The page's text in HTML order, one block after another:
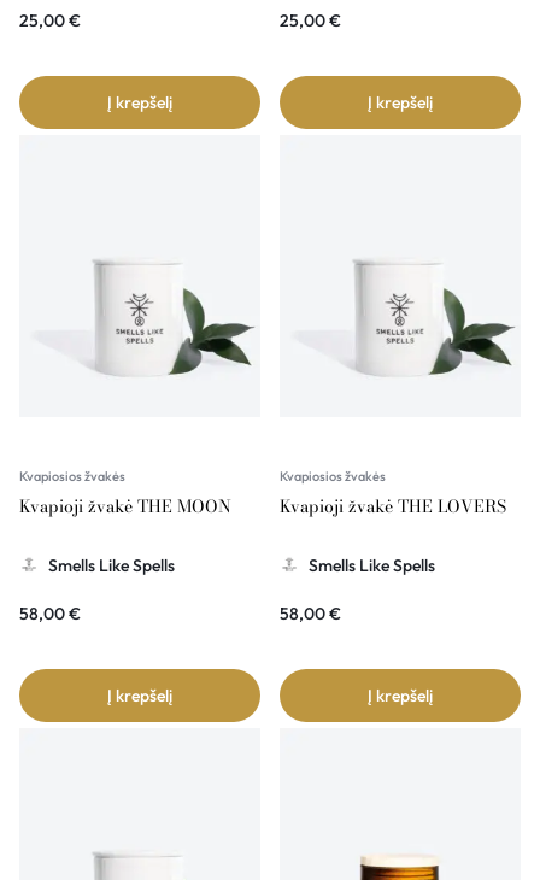
25,00€
Į krepšelį
25,00€
Į krepšelį
Kvapiosios žvakės
Kvapioji žvakė THE MOON
Smells Like Spells
58,00€
Į krepšelį
Kvapiosios žvakės
Kvapioji žvakė THE LOVERS
Smells Like Spells
58,00€
Į krepšelį